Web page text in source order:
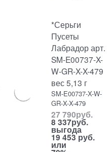
*Серьги
Пусеты
Лабрадор арт.
SM-E00737-X-
W-GR-X-X-479
вес 5,13 г
SM-E00737-X-W-
GR-X-X-479
27 790руб.
8 337руб.
выгода
19 453 руб.
или